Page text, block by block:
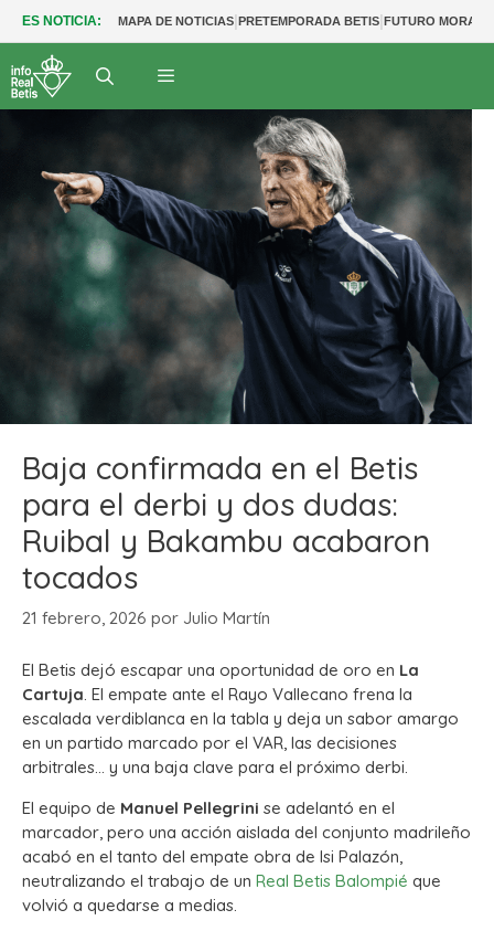
ES NOTICIA: MAPA DE NOTICIAS|PRETEMPORADA BETIS|FUTURO
Baja confirmada en el Betis
para el derbi y dos dudas:
Ruibal y Bakambu acabaron
tocados
21 febrero, 2026 por Julio Martín
El Betis dejó escapar una oportunidad de oro en La
Cartuja. El empate ante el Rayo Vallecano frena la
escalada verdiblanca en la tabla y deja un sabor amargo
en un partido marcado por el VAR, las decisiones
arbitrales… y una baja clave para el próximo derbi.
El equipo de Manuel Pellegrini se adelantó en el
marcador, pero una acción aislada del conjunto madrileño
acabó en el tanto del empate obra de Isi Palazón,
neutralizando el trabajo de un Real Betis Balompié que
volvió a quedarse a medias.